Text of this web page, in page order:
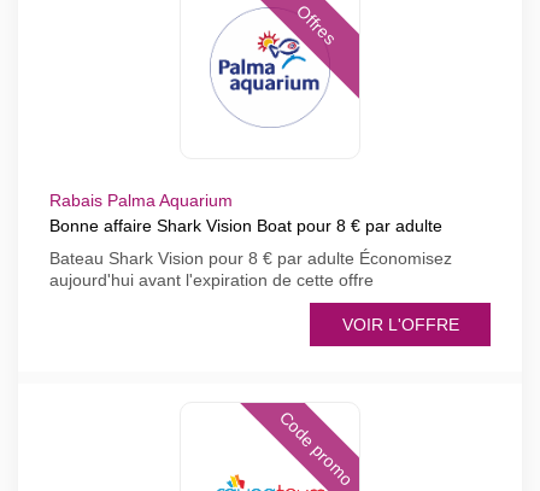
Offres
Rabais Palma Aquarium
Bonne affaire Shark Vision Boat pour 8 € par adulte
Bateau Shark Vision pour 8 € par adulte Économisez
aujourd'hui avant l'expiration de cette offre
VOIR L'OFFRE
Code promo